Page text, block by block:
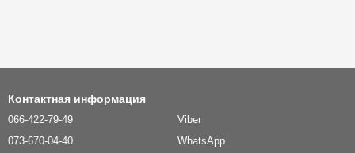
Контактная информация
066-422-79-49
073-670-04-40
Viber
WhatsApp